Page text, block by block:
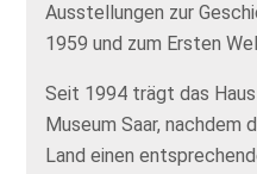
Ausstellungen zur
1959 und zum Ersten
Seit 1994 trägt das
Museum Saar, nachdem
Land einen